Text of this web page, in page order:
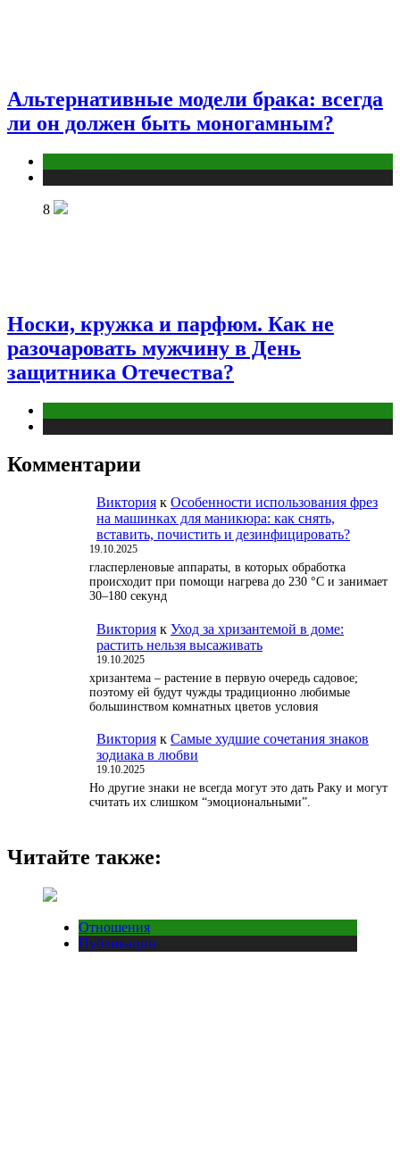
Альтернативные модели брака: всегда
ли он должен быть моногамным?
8
Носки, кружка и парфюм. Как не
разочаровать мужчину в День
защитника Отечества?
Комментарии
Виктория к Особенности использования фрез
на машинках для маникюра: как снять,
вставить, почистить и дезинфицировать?
19.10.2025
гласперленовые аппараты, в которых обработка
происходит при помощи нагрева до 230 °С и занимает
30–180 секунд
Виктория к Уход за хризантемой в доме:
растить нельзя высаживать
19.10.2025
хризантема – растение в первую очередь садовое;
поэтому ей будут чужды традиционно любимые
большинством комнатных цветов условия
Виктория к Самые худшие сочетания знаков
зодиака в любви
19.10.2025
Но другие знаки не всегда могут это дать Раку и могут
считать их слишком “эмоциональными”.
Читайте также:
Отношения
Публикации